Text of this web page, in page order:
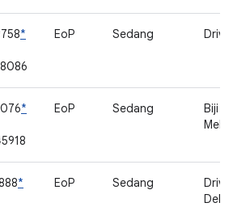
*
EoP Sedang
*
EoP Sedang
Biji
*
EoP Sedang